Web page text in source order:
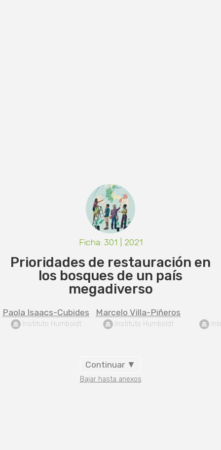
Ficha: 301 | 2021
Prioridades de restauración en
los bosques de un país
megadiverso
Paola Isaacs-Cubides
Instituto Humboldt
Marcelo Villa-Piñeros
Instituto Humboldt
Continuar ▼
Bajar hasta anexos